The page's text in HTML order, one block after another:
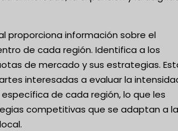
proporciona información sobre el
de cada región. Identifica a los
de mercado y sus estrategias.
interesadas a evaluar la
de cada región, lo que les
competitivas que se adaptan a